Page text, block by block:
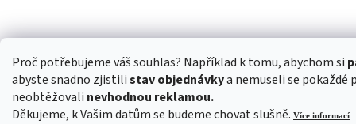
Proč potřebujeme váš souhlas? Například k tomu, abychom si
abyste snadno zjistilistav objednávkya nemuseli se pokaždé
neobtěžovali nevhodnou reklamou.
Děkujeme, k Vašim datům se budeme chovat slušně. Více informací